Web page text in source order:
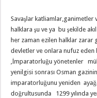
Savaşlar
halklara şu ve ya bu şekilde
her zaman ezilen halklar
devletler ve onlara nufuz eden
,İmparatorluğu yönetenler
yenilgisi sonrası Osman
imparatorluğunu yeniden ayağa
doğrultusunda 1299 yılında